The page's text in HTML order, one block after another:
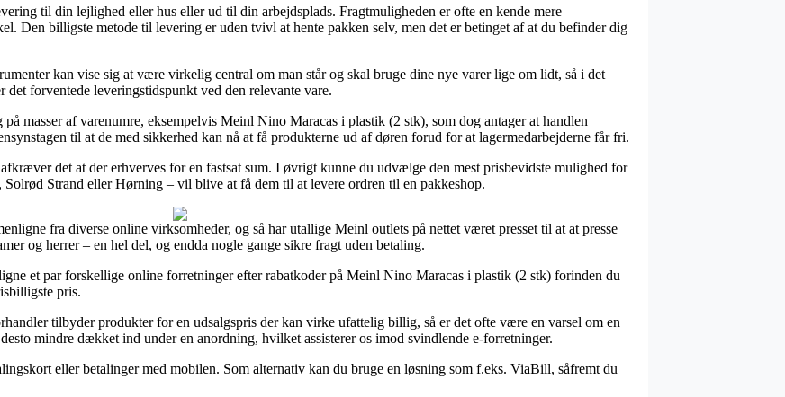
til din lejlighed eller hus eller ud til din arbejdsplads. Fragtmuligheden er ofte en kende mere
Den billigste metode til levering er uden tvivl at hente pakken selv, men det er betinget af at du befinder dig
kan vise sig at være virkelig central om man står og skal bruge dine nye varer lige om lidt, så i det
forventede leveringstidspunkt ved den relevante vare.
masser af varenumre, eksempelvis Meinl Nino Maracas i plastik (2 stk), som dog antager at handlen
til at de med sikkerhed kan nå at få produkterne ud af døren forud for at lagermedarbejderne får fri.
det at der erhverves for en fastsat sum. I øvrigt kunne du udvælge den mest prisbevidste mulighed for
Strand eller Hørning – vil blive at få dem til at levere ordren til en pakkeshop.
fra diverse online virksomheder, og så har utallige Meinl outlets på nettet været presset til at at presse
og herrer – en hel del, og endda nogle gange sikre fragt uden betaling.
et par forskellige online forretninger efter rabatkoder på Meinl Nino Maracas i plastik (2 stk) forinden du
pris.
tilbyder produkter for en udsalgspris der kan virke ufattelig billig, så er det ofte være en varsel om en
mindre dækket ind under en anordning, hvilket assisterer os imod svindlende e-forretninger.
eller betalinger med mobilen. Som alternativ kan du bruge en løsning som f.eks. ViaBill, såfremt du